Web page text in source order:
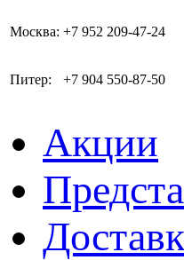
Москва: +7 952 209-47-24
Питер: +7 904 550-87-50
Акции